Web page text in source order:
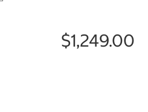
$1,249.00